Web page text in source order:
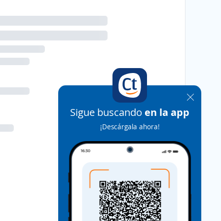
Sigue buscando en la app
¡Descárgala ahora!